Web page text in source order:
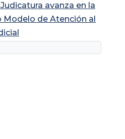
avanza en la
Modelo de Atención al